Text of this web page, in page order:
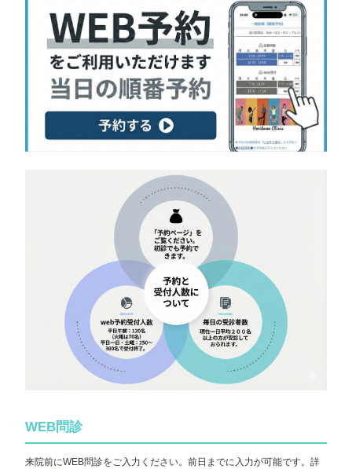
WEB問診
来院前にWEB問診をご入力ください。前日までに入力が可能です。詳